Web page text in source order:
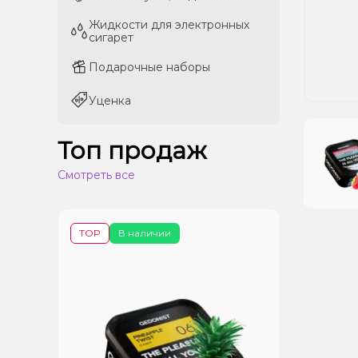
Жидкости для электронных
сигарет
Подарочные наборы
Уценка
Жидкости для электронных
сигарет
Подарочные наборы
Уценка
Топ продаж
Смотреть все
В наличии
TOP